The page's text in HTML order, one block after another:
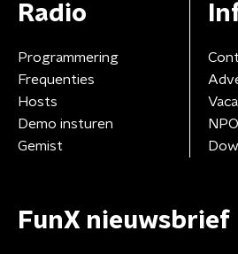
Radio
Programmering
Frequenties
Hosts
Demo insturen
Gemist
FunX nieuwsbrief